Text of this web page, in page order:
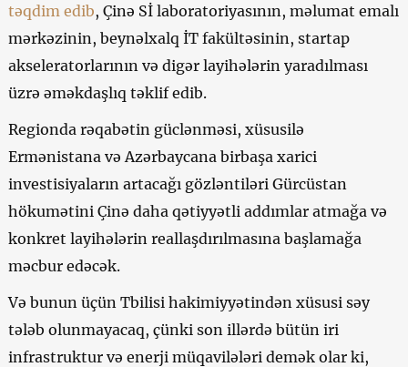
təqdim edib, Çinə Sİ laboratoriyasının, məlumat emalı
mərkəzinin, beynəlxalq İT fakültəsinin, startap
akseleratorlarının və digər layihələrin yaradılması
üzrə əməkdaşlıq təklif edib.
Regionda rəqabətin güclənməsi, xüsusilə
Ermənistana və Azərbaycana birbaşa xarici
investisiyaların artacağı gözləntiləri Gürcüstan
hökumətini Çinə daha qətiyyətli addımlar atmağa və
konkret layihələrin reallaşdırılmasına başlamağa
məcbur edəcək.
Və bunun üçün Tbilisi hakimiyyətindən xüsusi səy
tələb olunmayacaq, çünki son illərdə bütün iri
infrastruktur və enerji müqavilələri demək olar ki,